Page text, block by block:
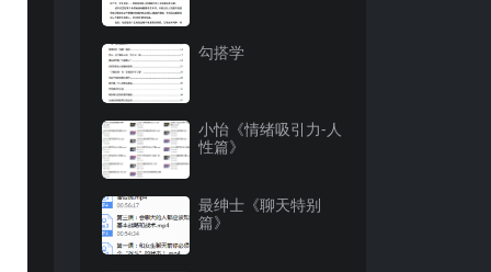
勾搭学
小怡《情绪吸引力-人
性篇》
最绅士《聊天特别
篇》